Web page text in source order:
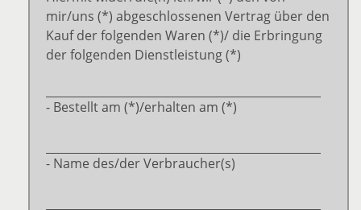
mir/uns (*) abgeschlossenen Vertrag über den
Kauf der folgenden Waren (*)/ die Erbringung
der folgenden Dienstleistung (*)
- Bestellt am (*)/erhalten am (*)
- Name des/der Verbraucher(s)